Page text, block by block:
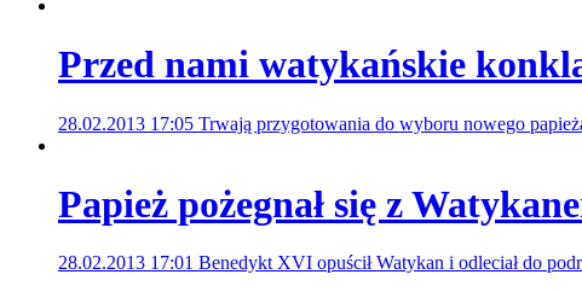
Przed nami watykańskie
28.02.2013 17:05 Trwają przygotowania do wyboru nowego
Papież pożegnał się z
28.02.2013 17:01 Benedykt XVI opuścił Watykan i odleciał do